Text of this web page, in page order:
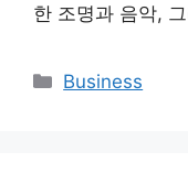
한 조명과 음악,
Categories
Business